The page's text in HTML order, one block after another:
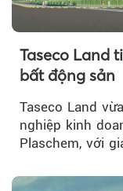
Taseco Land
bất động sản
Taseco Land
nghiệp kinh
Plaschem, với